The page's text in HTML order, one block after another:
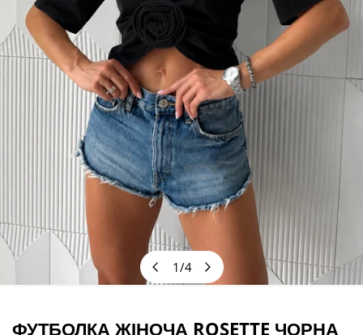
1/
з
4
ФУТБОЛКА ЖІНОЧА ROSETTE ЧОРНА